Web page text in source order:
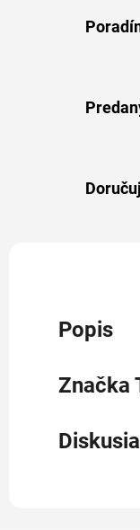
Popis
Značka
Diskusia